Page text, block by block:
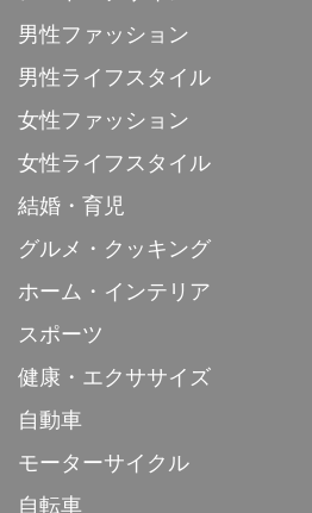
男性ファッション
男性ライフスタイル
女性ファッション
女性ライフスタイル
結婚・育児
グルメ・クッキング
ホーム・インテリア
スポーツ
健康・エクササイズ
自動車
モーターサイクル
自転車